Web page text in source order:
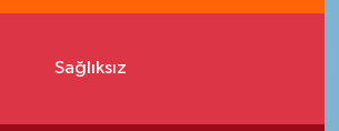
Sağlıksız